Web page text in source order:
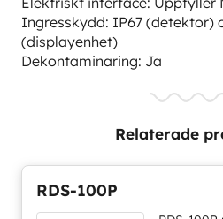
Ingresskydd: IP67 (detektor)
(displayenhet)
Dekontaminaring: Ja
Relaterade
RDS-100P